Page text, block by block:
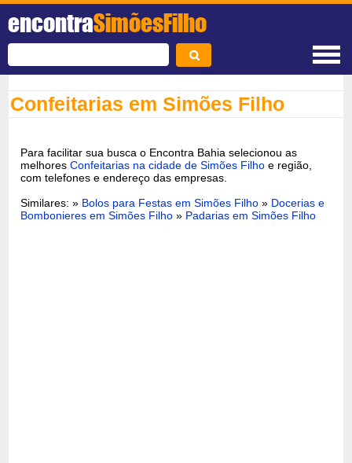
encontraSimõesFilho
Confeitarias em Simões Filho
Para facilitar sua busca o Encontra Bahia selecionou as
melhoresConfeitarias na cidade de Simões Filho e região,
com telefones e endereço das empresas.
Similares: » Bolos para Festas em Simões Filho » Docerias e
Bombonieres em Simões Filho » Padarias em Simões Filho